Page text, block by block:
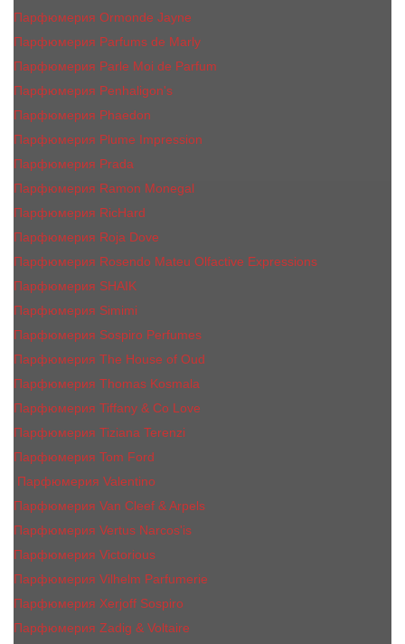
Парфюмерия Ormonde Jayne
Парфюмерия Parfums de Marly
Парфюмерия Parle Moi de Parfum
Парфюмерия Penhaligon's
Парфюмерия Phaedon
Парфюмерия Plume Impression
Парфюмерия Prada
Парфюмерия Ramon Monegal
Парфюмерия RicHard
Парфюмерия Roja Dove
Парфюмерия Rosendo Mateu Olfactive Expressions
Парфюмерия SHAIK
Парфюмерия Simimi
Парфюмерия Sospiro Perfumes
Парфюмерия The House of Oud
Парфюмерия Thomas Kosmala
Парфюмерия Tiffany & Co Love
Парфюмерия Tiziana Terenzi
Парфюмерия Tom Ford
Парфюмерия Valentino
Парфюмерия Van Cleef & Arpels
Парфюмерия Vertus Narcos'is
Парфюмерия Victorious
Парфюмерия Vilhelm Parfumerie
Парфюмерия Xerjoff Sospiro
Парфюмерия Zadig & Voltaire